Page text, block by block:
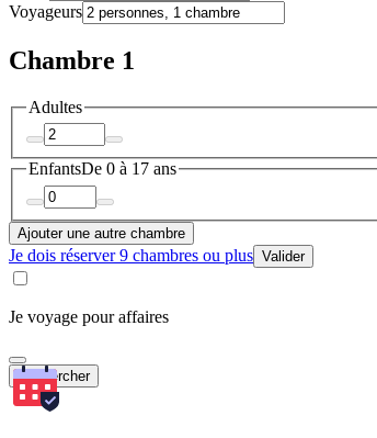
Voyageurs
Chambre 1
Adultes
EnfantsDe 0 à 17 ans
Ajouter une autre chambre
Je dois réserver 9 chambres ou plus Valider
Je voyage pour affaires
Rechercher